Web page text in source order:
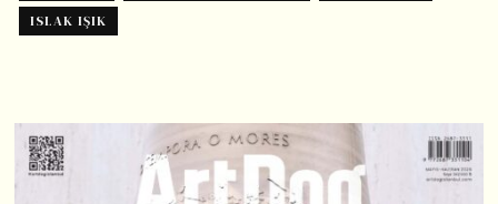
ISLAK IŞIK